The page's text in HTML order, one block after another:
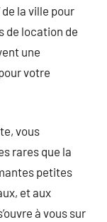
la ville pour
de location de
une
votre
vous
rares que la
petites
et aux
à vous sur